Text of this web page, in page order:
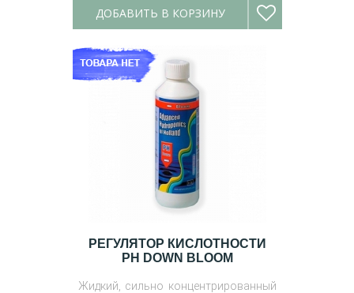
ДОБАВИТЬ В КОРЗИНУ
РЕГУЛЯТОР КИСЛОТНОСТИ
PH DOWN BLOOM
Жидкий, сильно концентрированный